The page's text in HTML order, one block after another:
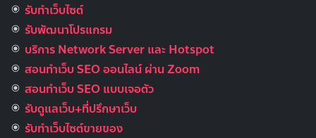
รับทำเว็บไซต์
รับพัฒนาโปรแกรม
บริการ Network Server และ Hotspot
สอนทำเว็บ SEO ออนไลน์ ผ่าน Zoom
สอนทำเว็บ SEO แบบเจอตัว
รับดูแลเว็บ+ที่ปรึกษาเว็บ
รับทําเว็บไซต์ขายของ